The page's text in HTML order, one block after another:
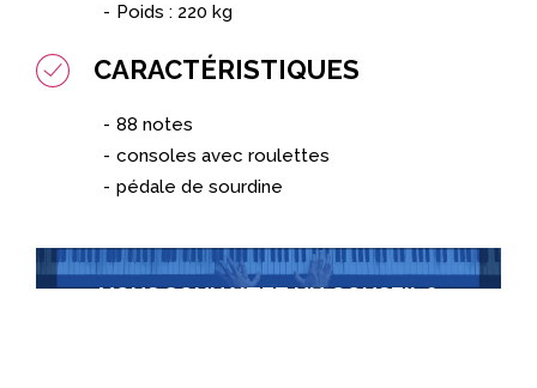
Poids : 220 kg
CARACTÉRISTIQUES
88 notes
consoles avec roulettes
pédale de sourdine
VOUS SOUHAITEZ UN CONSEIL ?